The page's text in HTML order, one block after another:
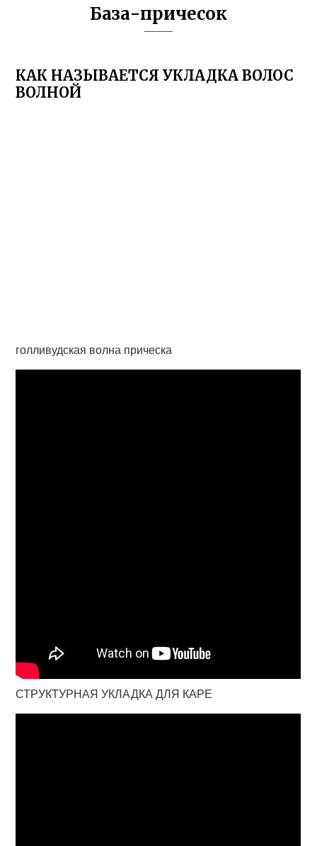
База-причесок
КАК НАЗЫВАЕТСЯ УКЛАДКА ВОЛОС
ВОЛНОЙ
голливудская волна прическа
СТРУКТУРНАЯ УКЛАДКА ДЛЯ КАРЕ